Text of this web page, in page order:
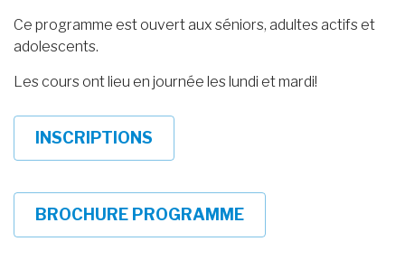
Ce programme est ouvert aux séniors, adultes actifs et
adolescents.
Les cours ont lieu en journée les lundi et mardi!
INSCRIPTIONS
BROCHURE PROGRAMME